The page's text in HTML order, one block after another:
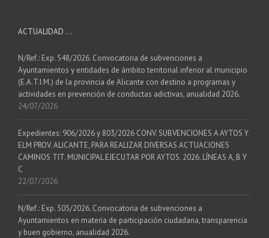
ACTUALIDAD …
N/Ref.: Exp. 548/2026. Convocatoria de subvenciones a
Ayuntamientos y entidades de ámbito territorial inferior al municipio
(E.A.T.I.M.) de la provincia de Alicante con destino a programas y
actividades en prevención de conductas adictivas, anualidad 2026.
24/07/2026
Expedientes: 906/2026 y 803/2026 CONV. SUBVENCIONES A AYTOS Y
ELM PROV. ALICANTE, PARA REALIZAR DIVERSAS ACTUACIONES
CAMINOS TIT. MUNICIPAL EJECUTAR POR AYTOS. 2026. LÍNEAS A, B Y
C
22/07/2026
N/Ref.: Exp. 505/2026. Convocatoria de subvenciones a
Ayuntamientos en materia de participación ciudadana, transparencia
y buen gobierno, anualidad 2026.